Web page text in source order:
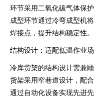
环节采用二氧化碳气体保
成型环节通过冷弯成型机
焊接点，提升结构稳定性。
结构设计：适配低温作业
冷库货架的结构设计需兼
货架采用窄巷道设计，配
通过自动化设备实现先进